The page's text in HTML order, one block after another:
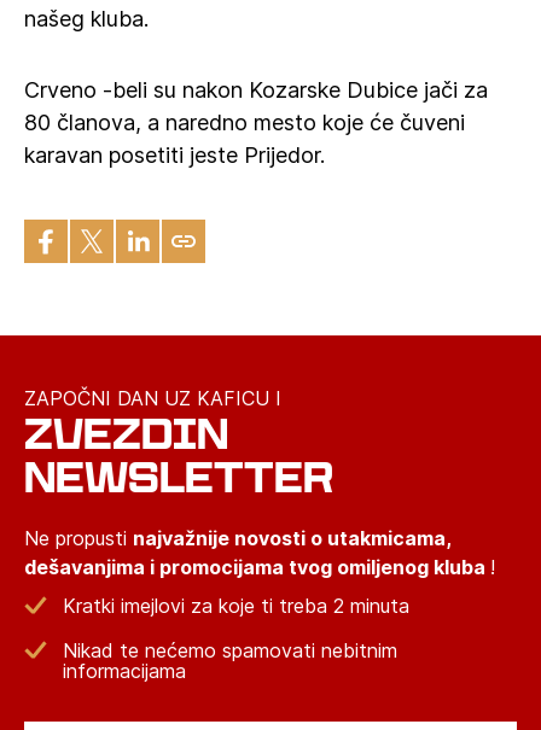
našeg kluba.
Crveno -beli su nakon Kozarske Dubice jači za
80 članova, a naredno mesto koje će čuveni
karavan posetiti jeste Prijedor.
ZAPOČNI DAN UZ KAFICU I
ZVEZDIN
NEWSLETTER
Ne propusti najvažnije novosti o utakmicama,
dešavanjima i promocijama tvog omiljenog kluba !
Kratki imejlovi za koje ti treba 2 minuta
Nikad te nećemo spamovati nebitnim
informacijama